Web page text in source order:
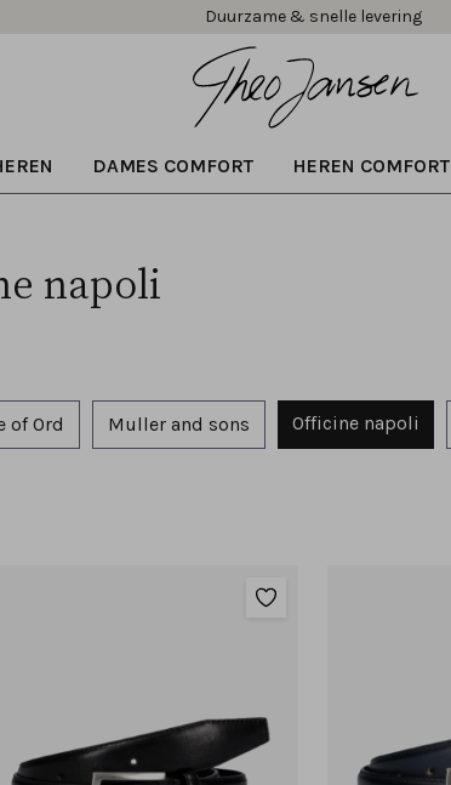
Duurzame & snelle levering
DAMES COMFORT HEREN COMFORT
napoli
of Ord Muller and sons Officine napoli